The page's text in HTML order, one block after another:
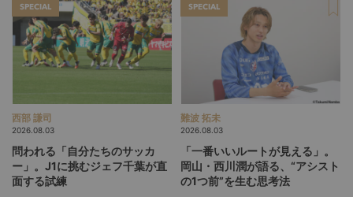
SPECIAL
西部 謙司
2026.08.03
問われる「自分たちのサッカ
ー」。J1に挑むジェフ千葉が直
面する試練
SPECIAL
難波 拓未
2026.08.03
「一番いいルートが見える」。
岡山・西川潤が語る、“アシスト
の1つ前”を生む思考法